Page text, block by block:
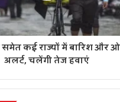
मोड पर है।
कई राज्यों में बारिश और
अलर्ट, चलेंगी तेज हवाएं